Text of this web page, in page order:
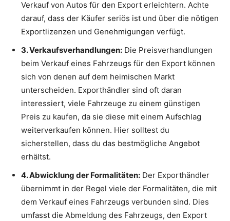
Verkauf von Autos für den Export erleichtern. Achte
darauf, dass der Käufer seriös ist und über die nötigen
Exportlizenzen und Genehmigungen verfügt.
3. Verkaufsverhandlungen: Die Preisverhandlungen
beim Verkauf eines Fahrzeugs für den Export können
sich von denen auf dem heimischen Markt
unterscheiden. Exporthändler sind oft daran
interessiert, viele Fahrzeuge zu einem günstigen
Preis zu kaufen, da sie diese mit einem Aufschlag
weiterverkaufen können. Hier solltest du
sicherstellen, dass du das bestmögliche Angebot
erhältst.
4. Abwicklung der Formalitäten: Der Exporthändler
übernimmt in der Regel viele der Formalitäten, die mit
dem Verkauf eines Fahrzeugs verbunden sind. Dies
umfasst die Abmeldung des Fahrzeugs, den Export